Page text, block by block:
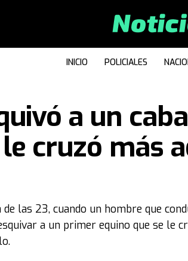
INICIO POLICIALES
a un
cruzó más
las 23, cuando un hombre que
a un primer equino que se le